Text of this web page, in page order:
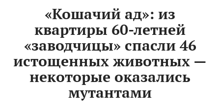
«Кошачий ад»: из
квартиры 60-летней
«заводчицы» спасли 46
истощенных животных —
некоторые оказались
мутантами